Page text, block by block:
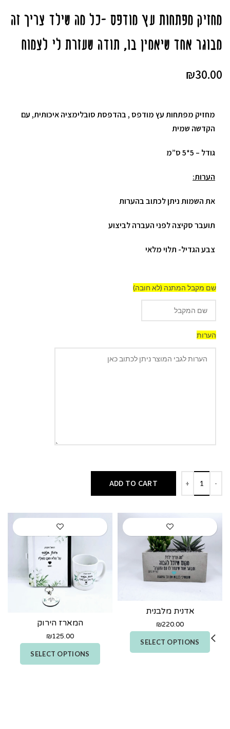
מחזיק מפתחות עץ מודפס -כל מה שילד צריך זה
מבוגר אחד שיאמין בו, תודה שעזרת לי לצמוח
₪30.00
מחזיק מפתחות עץ מודפס , בהדפסת סובלימציה איכותית, עם
הקדשה שמית
גודל – 5*5 ס”מ
הערות:
את השמות ניתן לכתוב בהערות
תועבר סקיצה לפני העברה לביצוע
צבע הגדיל- תלוי מלאי
שם מקבל המתנה (לא חובה)
הערות
ADD TO CART
אדנית מלבנית
₪220.00
SELECT OPTIONS
המארז הירוק
₪125.00
SELECT OPTIONS